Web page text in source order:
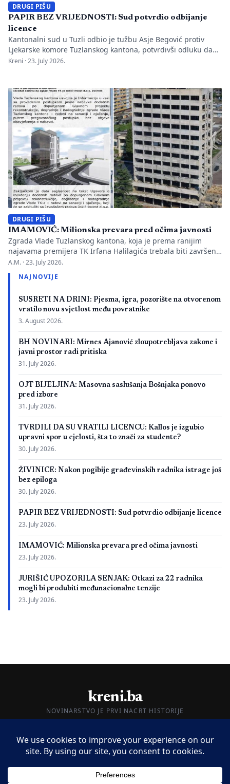
DRUGI PIŠU
PAPIR BEZ VRIJEDNOSTI: Sud potvrdio odbijanje
licence
Kantonalni sud u Tuzli odbio je tužbu Asje Begović protiv
Ljekarske komore Tuzlanskog kantona, potvrdivši odluku da
joj se ne izda, odnosno ne obnovi licenca za samostalan rad
medicinskih fakulteta vode protiv ljekarskih komora u Bosni i
Hercegovini. […]
Kreni ·23. July 2026.
DRUGI PIŠU
IMAMOVIĆ: Milionska prevara pred očima javnosti
Zgrada Vlade Tuzlanskog kantona, koja je prema ranijim
najavama premijera TK Irfana Halilagića trebala biti završena
početkom jula ove godine, ni 18 mjeseci nakon početka
rekonstrukcije nije u potpunosti završena. Razlog su, kako je
ranije potvrđeno, nepotpuna projektna dokumentacija i
radovi i izdvajanja iz budžeta Tuzlanskog […]
A.M. ·23. July 2026.
NAJNOVIJE
SUSRETI NA DRINI: Pjesma, igra, pozorište na otvorenom
vratilo novu svjetlost među povratnike
3. August 2026.
BH NOVINARI: Mirnes Ajanović zloupotrebljava zakone i
javni prostor radi pritiska
31. July 2026.
OJT BIJELJINA: Masovna saslušanja Bošnjaka ponovo
pred izbore
31. July 2026.
TVRDILI DA SU VRATILI LICENCU: Kallos je izgubio
upravni spor u cjelosti, šta to znači za studente?
30. July 2026.
ŽIVINICE: Nakon pogibije građevinskih radnika istrage još
bez epiloga
30. July 2026.
PAPIR BEZ VRIJEDNOSTI: Sud potvrdio odbijanje licence
23. July 2026.
IMAMOVIĆ: Milionska prevara pred očima javnosti
23. July 2026.
JURIŠIĆ UPOZORILA SENJAK: Otkazi za 22 radnika
mogli bi produbiti međunacionalne tenzije
23. July 2026.
kreni.ba
NOVINARSTVO JE PRVI NACRT HISTORIJE
Impressum